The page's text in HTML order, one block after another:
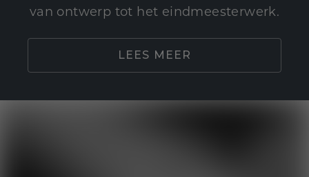
van ontwerp tot het eindmeesterwerk.
LEES MEER